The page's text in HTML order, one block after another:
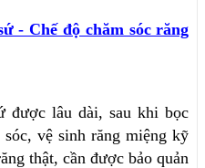
- Chế độ chăm sóc răng
được lâu dài, sau khi bọc
sóc, vệ sinh răng miệng kỹ
thật, cần được bảo quản